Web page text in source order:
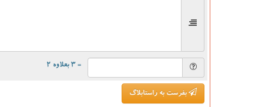
= ۳ بعلاوه ۲
بفرست به راستابلاگ